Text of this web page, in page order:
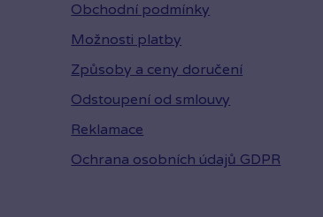
Obchodní podmínky
Možnosti platby
Způsoby a ceny doručení
Odstoupení od smlouvy
Reklamace
Ochrana osobních údajů GDPR